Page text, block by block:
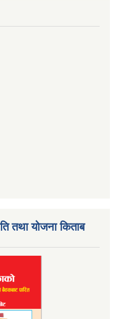
तथा योजना किताब